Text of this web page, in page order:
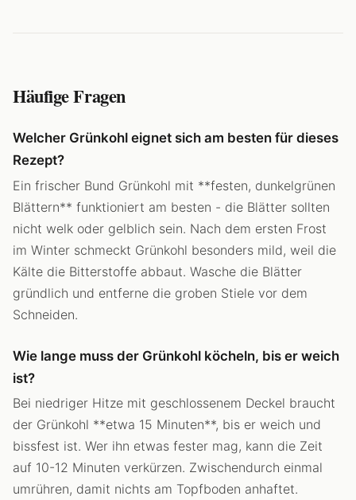
Häufige Fragen
Welcher Grünkohl eignet sich am besten für dieses
Rezept?
Ein frischer Bund Grünkohl mit **festen, dunkelgrünen
Blättern** funktioniert am besten - die Blätter sollten
nicht welk oder gelblich sein. Nach dem ersten Frost
im Winter schmeckt Grünkohl besonders mild, weil die
Kälte die Bitterstoffe abbaut. Wasche die Blätter
gründlich und entferne die groben Stiele vor dem
Schneiden.
Wie lange muss der Grünkohl köcheln, bis er weich
ist?
Bei niedriger Hitze mit geschlossenem Deckel braucht
der Grünkohl **etwa 15 Minuten**, bis er weich und
bissfest ist. Wer ihn etwas fester mag, kann die Zeit
auf 10-12 Minuten verkürzen. Zwischendurch einmal
umrühren, damit nichts am Topfboden anhaftet.